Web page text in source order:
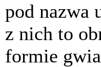
pod nazwa
z nich to
formie